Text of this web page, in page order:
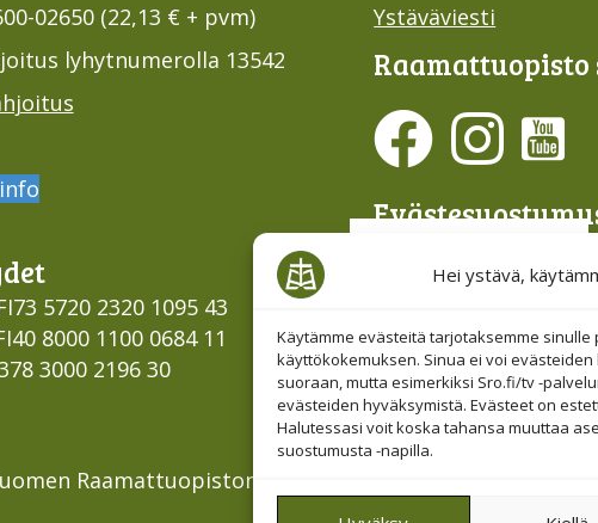
Hei ystävä,
Käytämme evästeitä tarjotaksemme
käyttökokemuksen. Sinua ei voi
suoraan, mutta esimerkiksi Sro.fi/tv -
evästeiden hyväksymistä. Evästeet on
Halutessasi voit koska tahansa muuttaa
suostumusta -napilla.
02650 (22,13 € + pvm)
lyhytnumerolla 13542
5720 2320 1095 43
8000 1100 0684 11
3000 2196 30
Ystäväviesti
Raamattu­opisto
Etsi sivuiltamme
Raamattuopiston Säätiö